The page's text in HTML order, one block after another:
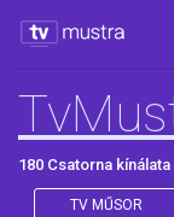
180 Csatorna
TV MŰSOR